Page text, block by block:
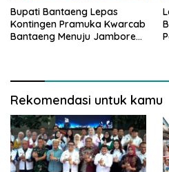
Bupati Bantaeng Lepas
Kontingen Pramuka Kwarcab
Bantaeng Menuju Jambore
Rekomendasi untuk kamu